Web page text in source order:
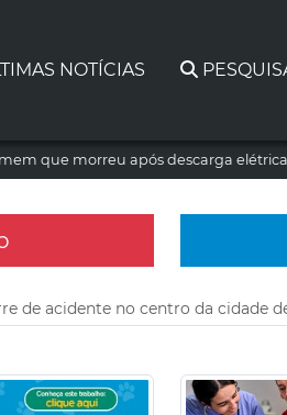
NOTÍCIAS
que morreu após descarga
de acidente no centro da cidade